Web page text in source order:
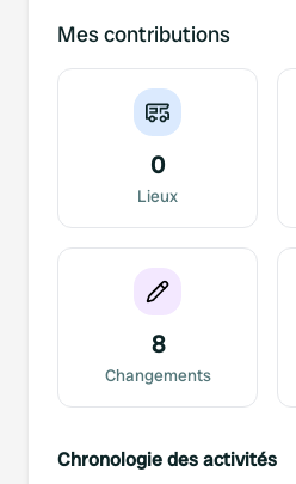
Mes contributions
0
Lieux
8
Changements
Chronologie des activités